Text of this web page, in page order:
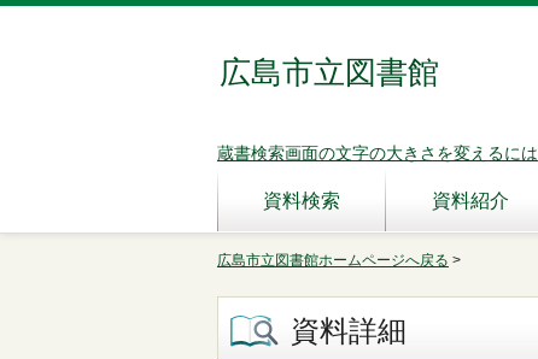
広島市立図書館
蔵書検索画面の文字の大きさを変えるには
資料検索 資料紹介
広島市立図書館ホームページへ戻る >
資料詳細